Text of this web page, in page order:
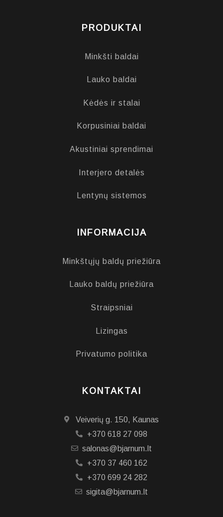
PRODUKTAI
Minkšti baldai
Lauko baldai
Kėdės ir stalai
Korpusiniai baldai
Akustiniai sprendimai
Interjero detalės
Lentynų sistemos
INFORMACIJA
Minkštųjų baldų priežiūra
Lauko baldų priežiūra
Straipsniai
Lizingas
Privatumo politika
KONTAKTAI
Veiverių g. 150, Kaunas
+370 618 27 098
salonas@bjarnum.lt
+370 37 460 162
+370 699 24 282
sigita@bjarnum.lt